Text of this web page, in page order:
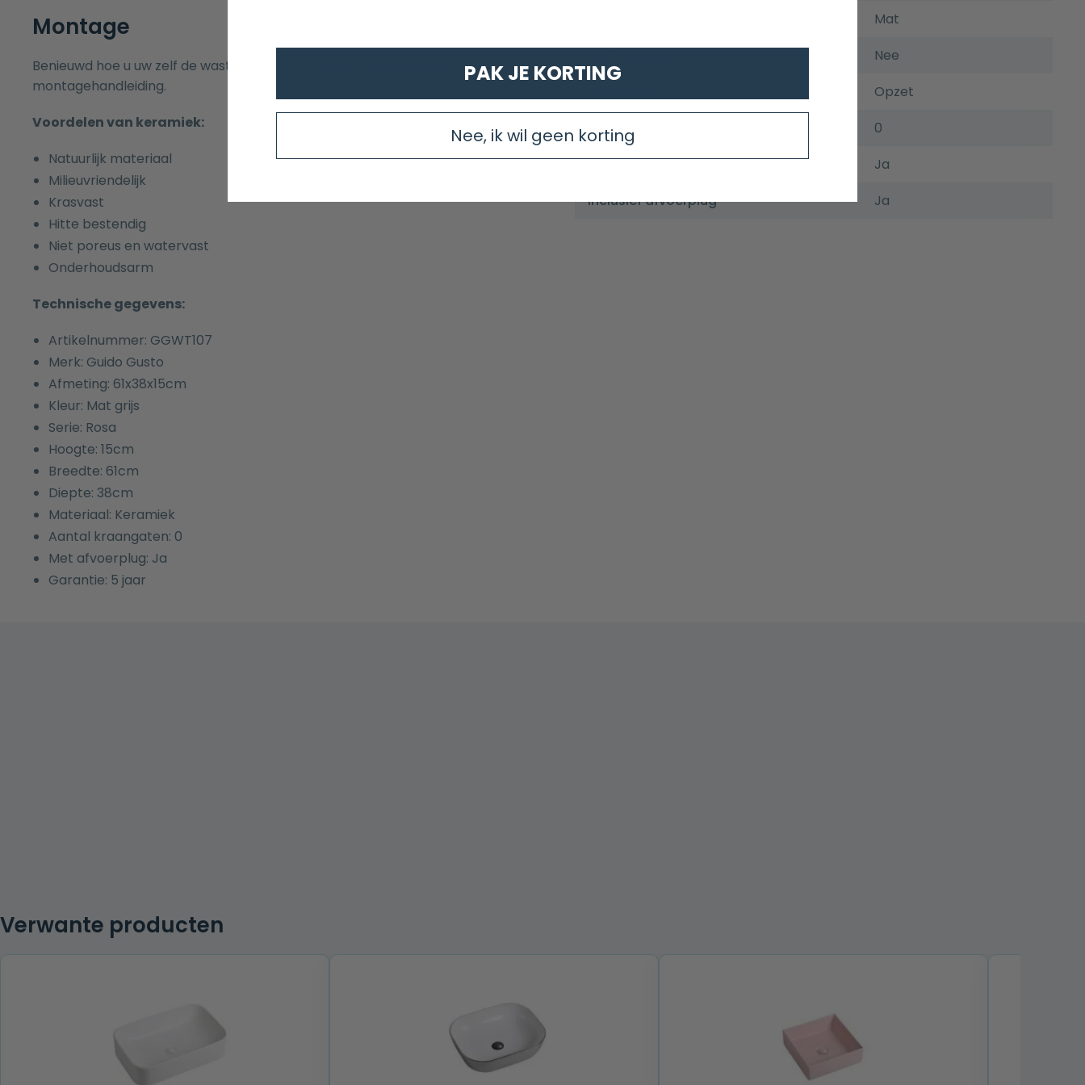
Montage
Benieuwd hoe u uw zelf de wastafel kunt monteren? Lees dan hier onze
montagehandleiding.
Voordelen van keramiek:
Natuurlijk materiaal
Milieuvriendelijk
Krasvast
Hitte bestendig
Niet poreus en watervast
Onderhoudsarm
Technische gegevens:
Artikelnummer: GGWT107
Merk: Guido Gusto
Afmeting: 61x38x15cm
Kleur: Mat grijs
Serie: Rosa
Hoogte: 15cm
Breedte: 61cm
Diepte: 38cm
Materiaal: Keramiek
Aantal kraangaten: 0
Met afvoerplug: Ja
Garantie: 5 jaar
Mat
Nee
Opzet
Aantal kraangaten
0
Antikalk
Ja
Inclusief afvoerplug
Ja
Verwante producten
PAK JE KORTING
Nee, ik wil geen korting